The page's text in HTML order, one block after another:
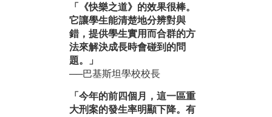
「《快樂之道》的效果很棒。
它讓學生能清楚地分辨對與
錯，提供學生實用而合群的方
法來解決成長時會碰到的問
題。」
──巴基斯坦學校校長
「今年的前四個月，這一區重
大刑案的發生率明顯下降。有